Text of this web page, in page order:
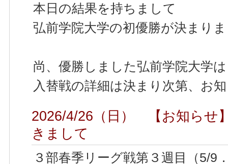
本日の結果を持ちまして
弘前学院大学の初優勝が決まり
尚、優勝しました弘前学院大学
入替戦の詳細は決まり次第、お
2026/4/26（日） 【お知らせ
きまして
３部春季リーグ戦第３週目（5/9